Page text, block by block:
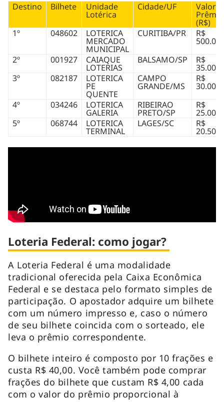
Destino Bilhete Unidade
Lotérica
Cidade/UF Valor
Prêmio
(R$)
1º
048602 LOTERICA
MERCADO
MUNICIPAL
CURITIBA/PR R$
2º
001927 CAIAQUE
LOTERIAS
BALSAMO/SP R$
3º
082187 LOTERICA
PE
QUENTE
CAMPO
GRANDE/MS
R$
4º
034246 LOTERICA
GALERIA
RIBEIRAO
PRETO/SP
R$
5º
068744 LOTERICA
TERMINAL
LAGES/SC R$
Loteria Federal: como jogar?
A Loteria Federal é uma modalidade
tradicional oferecida pela Caixa Econômica
Federal e se destaca pelo formato simples de
participação. O apostador adquire um bilhete
com um número impresso e, caso o número
de seu bilhete coincida com o sorteado, ele
leva o prêmio correspondente.
O bilhete inteiro é composto por 10 frações e
custa R$ 40,00. Você também pode comprar
frações do bilhete que custam R$ 4,00 cada
com o valor do prêmio proporcional à